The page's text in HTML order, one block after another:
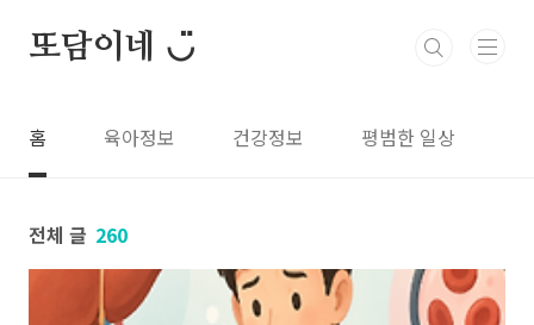
또담이네 ◡̈
홈 육아정보 건강정보 평범한 일상
전체 글 260